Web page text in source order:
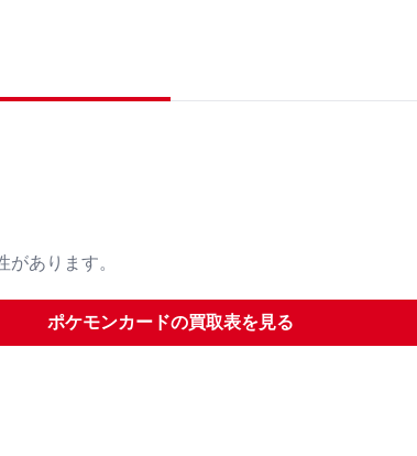
あります。
ポケモンカードの買取表を見る